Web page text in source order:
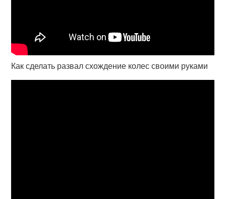
Как сделать развал схождение колес своими руками